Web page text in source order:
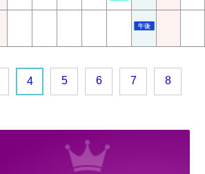
4 5 6 7 8